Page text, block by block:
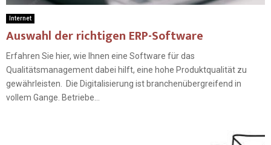
Internet
Auswahl der richtigen ERP-Software
Erfahren Sie hier, wie Ihnen eine Software für das
Qualitätsmanagement dabei hilft, eine hohe Produktqualität zu
gewährleisten. Die Digitalisierung ist branchenübergreifend in
vollem Gange. Betriebe...